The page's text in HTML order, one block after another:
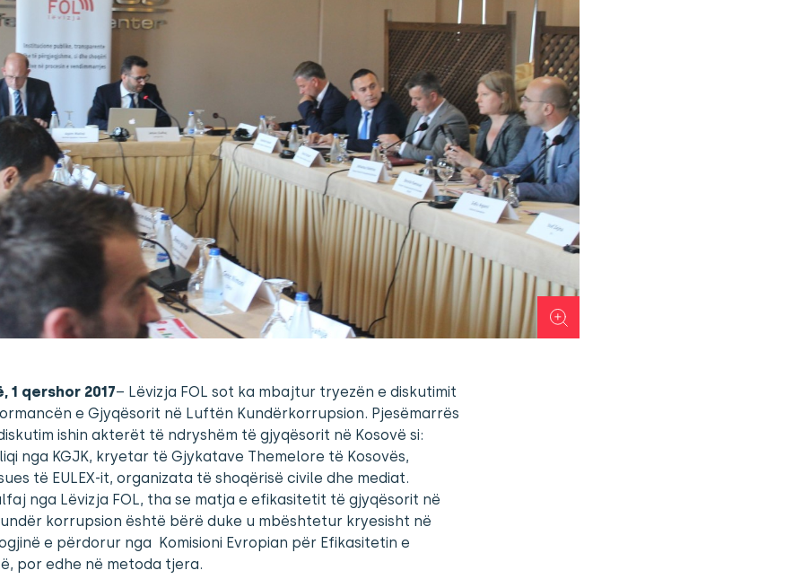
1 qershor 2017– Lëvizja FOL sot ka mbajtur tryezën e diskutimit
e Gjyqësorit në Luftën Kundërkorrupsion. Pjesëmarrës
ishin akterët të ndryshëm të gjyqësorit në Kosovë si:
nga KGJK, kryetar të Gjykatave Themelore të Kosovës,
të EULEX-it, organizata të shoqërisë civile dhe mediat.
nga Lëvizja FOL, tha se matja e efikasitetit të gjyqësorit në
korrupsion është bërë duke u mbështetur kryesisht në
e përdorur nga Komisioni Evropian për Efikasitetin e
por edhe në metoda tjera.